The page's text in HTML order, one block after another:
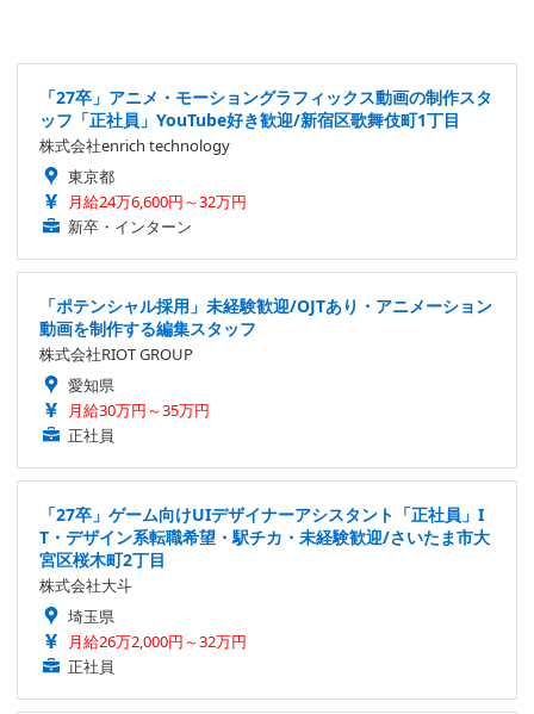
「27卒」アニメ・モーショングラフィックス動画の制作スタ
ッフ「正社員」YouTube好き歓迎/新宿区歌舞伎町1丁目
株式会社enrich technology
東京都
月給24万6,600円～32万円
新卒・インターン
「ポテンシャル採用」未経験歓迎/OJTあり・アニメーション
動画を制作する編集スタッフ
株式会社RIOT GROUP
愛知県
月給30万円～35万円
正社員
「27卒」ゲーム向けUIデザイナーアシスタント「正社員」I
T・デザイン系転職希望・駅チカ・未経験歓迎/さいたま市大
宮区桜木町2丁目
株式会社大斗
埼玉県
月給26万2,000円～32万円
正社員